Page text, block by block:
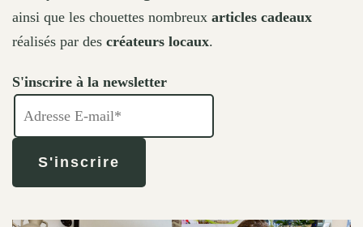
ainsi que les chouettes nombreux articles cadeaux
réalisés par des créateurs locaux.
S'inscrire à la newsletter